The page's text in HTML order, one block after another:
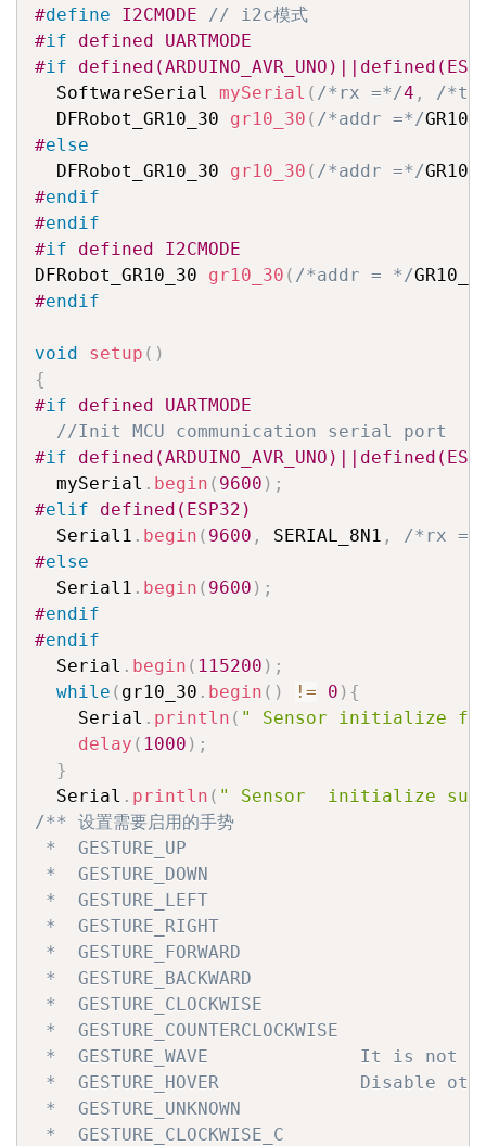
#define I2CMODE
// i2c模式
#if defined UARTMODE
#if
  SoftwareSerial
mySerial ( /*rx =*/4 ,
/*tx
  DFRobot_GR10_30
gr10_30 ( /*addr =*/
#else
  DFRobot_GR10_30
gr10_30 ( /*addr =*/
#endif
#endif
#if defined I2CMODE
DFRobot_GR10_30 gr10_30 ( /*addr = */
#endif
void setup ( )
{
#if defined UARTMODE
//Init MCU communication serial port
#if
  mySerial
. begin ( 9600 ) ;
#elif defined(ESP32)
  Serial1
. begin ( 9600 , SERIAL_8N1 ,
/*rx
#else
  Serial1
. begin ( 9600 ) ;
#endif
#endif
  Serial
. begin ( 115200 ) ;
while ( gr10_30 . begin ( ) != 0 ) {
    Serial
. println ( " Sensor initialize
delay ( 1000 ) ;
}
  Serial
. println ( " Sensor  initialize
/** 设置需要启用的手势
*  GESTURE_UP
*  GESTURE_DOWN
*  GESTURE_LEFT
*  GESTURE_RIGHT
*  GESTURE_FORWARD
*  GESTURE_BACKWARD
*  GESTURE_CLOCKWISE
*  GESTURE_COUNTERCLOCKWISE
*  GESTURE_WAVE              It is not
*  GESTURE_HOVER             Disable
*  GESTURE_UNKNOWN
*  GESTURE_CLOCKWISE_C